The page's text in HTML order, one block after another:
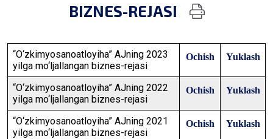
BIZNES-REJASI
“O‘zkimyosanoatloyiha” AJning 2023
yilga mo‘ljallangan biznes-rejasi
Ochish Yuklash
“O‘zkimyosanoatloyiha” AJning 2022
yilga mo‘ljallangan biznes-rejasi
Ochish Yuklash
“O‘zkimyosanoatloyiha” AJning 2021
yilga mo‘ljallangan biznes-rejasi
Ochish Yuklash